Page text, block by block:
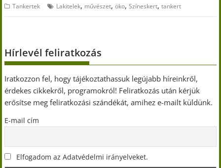
Tankertek Lakitelek, művészet,öko,Színeskert,tankert
Hírlevél feliratkozás
Iratkozzon fel, hogy tájékoztathassuk legújabb híreinkről,
érdekes cikkekről, programokról! Feliratkozás után kérjük
erősítse meg feliratkozási szándékát, amihez e-mailt küldünk.
E-mail cím
Elfogadom az Adatvédelmi irányelveket.